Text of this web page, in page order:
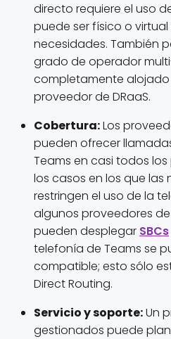
directo requiere el uso
puede ser físico o
necesidades. También
grado de operador
completamente
proveedor de DRaaS.
Cobertura:Los
pueden ofrecer
Teams en casi todos
los casos en los que las
restringen el uso de la
algunos proveedores
pueden desplegar SBCs
telefonía de Teams se
compatible; esto sólo
Direct Routing.
Servicio y soporte:Un
gestionados puede